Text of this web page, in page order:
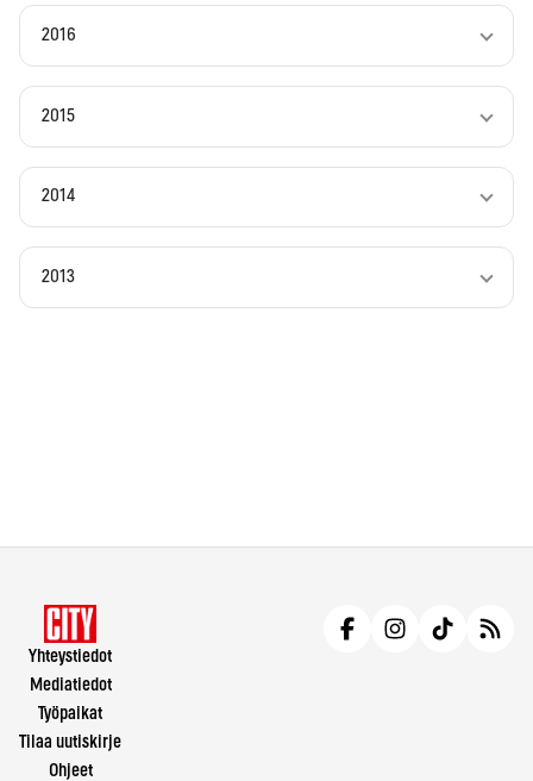
2016
2015
2014
2013
Yhteystiedot
Mediatiedot
Työpaikat
Tilaa uutiskirje
Ohjeet